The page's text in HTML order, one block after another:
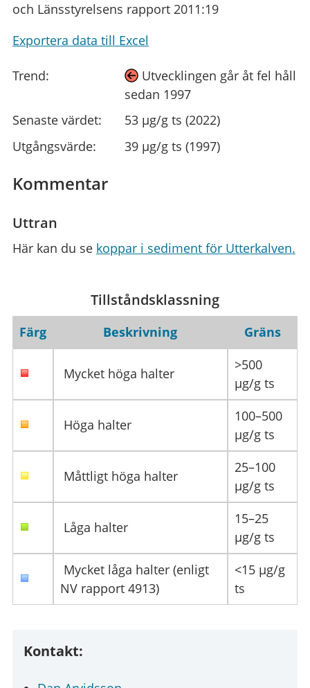
och Länsstyrelsens rapport 2011:19
Exportera data till Excel
Trend:
Utvecklingen går åt fel håll
sedan 1997
Senaste värdet:
53 µg/g ts (2022)
Utgångsvärde:
39 µg/g ts (1997)
Kommentar
Uttran
Här kan du se koppar i sediment för Utterkalven.
Tillståndsklassning
Färg Beskrivning Gräns
Mycket höga halter
>500
µg/g ts
Höga halter
100–500
µg/g ts
Måttligt höga halter
25–100
µg/g ts
Låga halter
15–25
µg/g ts
Mycket låga halter (enligt
NV rapport 4913)
<15 µg/g
ts
Kontakt: